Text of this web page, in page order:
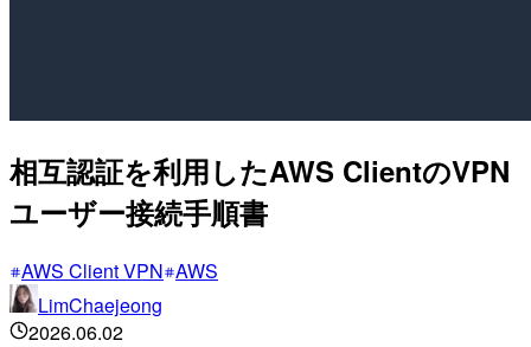
相互認証を利用したAWS ClientのVPN
ユーザー接続手順書
AWS Client VPN AWS
LimChaejeong
2026.06.02